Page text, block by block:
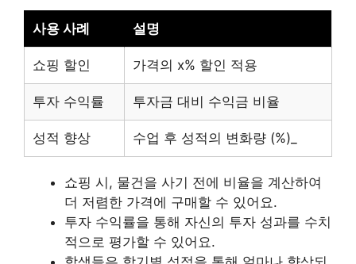
사용 사례 설명
쇼핑 할인 가격의 x% 할인 적용
투자 수익률 투자금 대비 수익금 비율
성적 향상 수업 후 성적의 변화량 (%)_
쇼핑 시, 물건을 사기 전에 비율을 계산하여
더 저렴한 가격에 구매할 수 있어요.
투자 수익률을 통해 자신의 투자 성과를 수치
적으로 평가할 수 있어요.